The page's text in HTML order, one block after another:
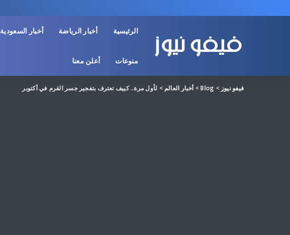
الرئيسية أخبار الرياضة أخبار السعودية
منوعات أعلن معنا
فيفو نيوز >
Blog
> أخبار العالم > لأول مرة.. كييف تعترف بتفجير جسر القرم في أكتوبر